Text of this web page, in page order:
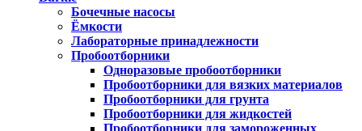
Бочечные насосы
Ёмкости
Лабораторные принадлежности
Пробоотборники
Одноразовые пробоотборники
Пробоотборники для вязких материалов
Пробоотборники для грунта
Пробоотборники для жидкостей
Пробоотборники для замороженных